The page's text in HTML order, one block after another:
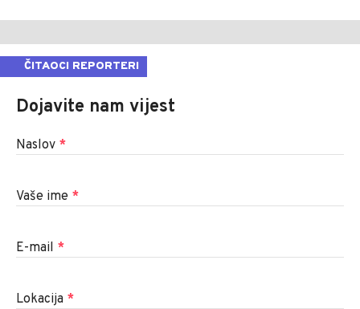
ČITAOCI REPORTERI
Dojavite nam vijest
Naslov *
Vaše ime *
E-mail *
Lokacija *